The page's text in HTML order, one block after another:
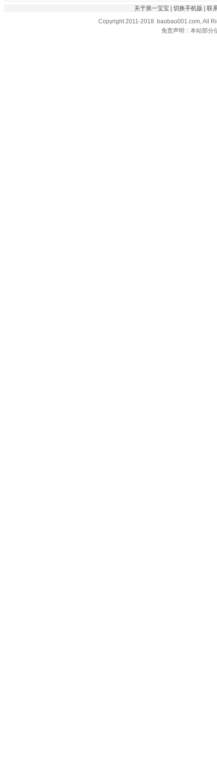
关于第一宝宝 | 切换手机版 | 联
Copyright 2011-2018 baobao001.com, All
免责声明：本站部分